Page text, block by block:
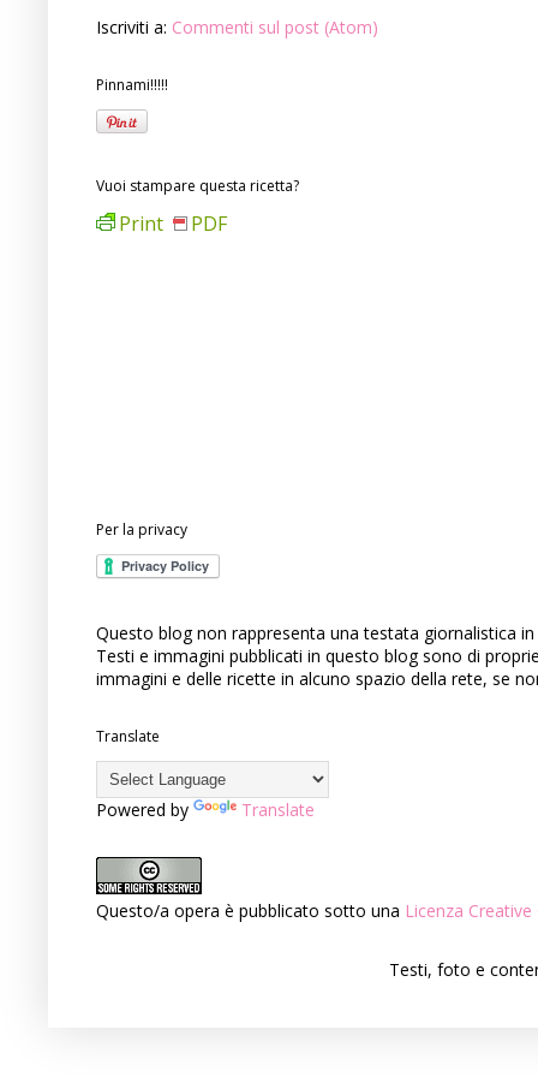
Iscriviti a: Commenti sul post (Atom)
Pinnami!!!!!
Vuoi stampare questa ricetta?
Print PDF
Per la privacy
Questo blog non rappresenta una testata giornalistica
Testi e immagini pubblicati in questo blog sono di
immagini e delle ricette in alcuno spazio della rete, se
Translate
Powered by Translate
Questo/a opera è pubblicato sotto una Licenza
Testi, foto e